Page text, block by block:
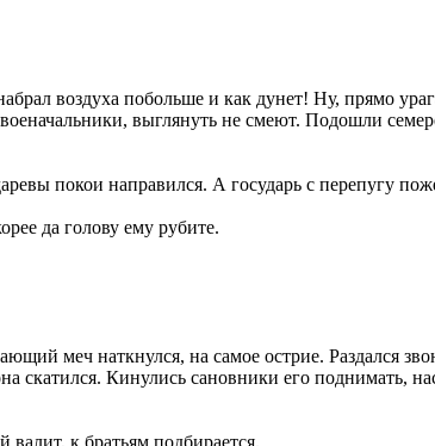
воздуха побольше и как дунет! Ну, прямо
выглянуть не смеют. Подошли
покои направился. А государь с перепугу
да голову ему рубите.
меч наткнулся, на самое острие. Раздался
скатился. Кинулись сановники его
к братьям подбирается.